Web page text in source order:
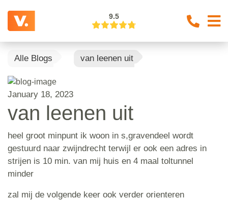
9.5
Alle Blogs van leenen uit
January 18, 2023
van leenen uit
heel groot minpunt ik woon in s,gravendeel wordt
gestuurd naar zwijndrecht terwijl er ook een adres in
strijen is 10 min. van mij huis en 4 maal toltunnel
minder
zal mij de volgende keer ook verder orienteren